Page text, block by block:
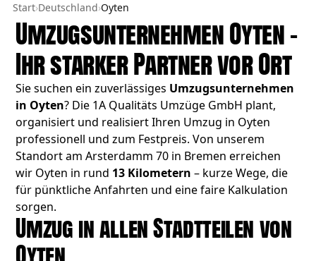
Start›Deutschland›Oyten
Umzugsunternehmen Oyten –
Ihr starker Partner vor Ort
Sie suchen ein zuverlässiges Umzugsunternehmen
in Oyten? Die 1A Qualitäts Umzüge GmbH plant,
organisiert und realisiert Ihren Umzug in Oyten
professionell und zum Festpreis. Von unserem
Standort am Arsterdamm 70 in Bremen erreichen
wir Oyten in rund 13 Kilometern – kurze Wege, die
für pünktliche Anfahrten und eine faire Kalkulation
sorgen.
Umzug in allen Stadtteilen von